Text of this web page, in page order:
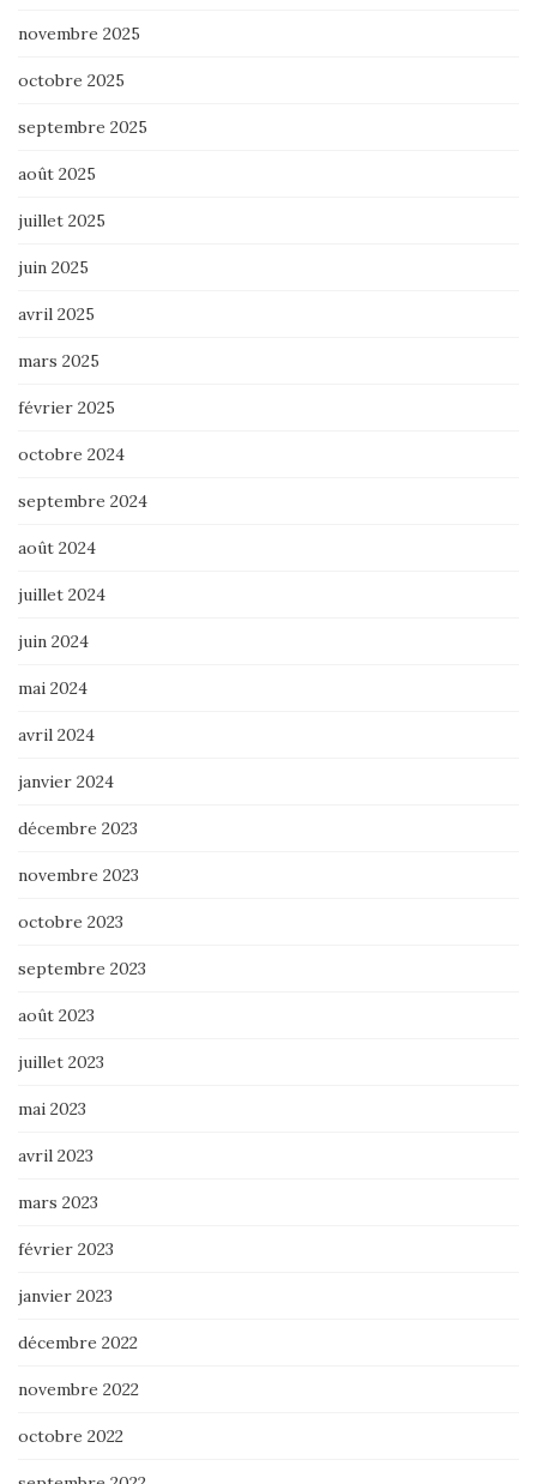
novembre 2025
octobre 2025
septembre 2025
août 2025
juillet 2025
juin 2025
avril 2025
mars 2025
février 2025
octobre 2024
septembre 2024
août 2024
juillet 2024
juin 2024
mai 2024
avril 2024
janvier 2024
décembre 2023
novembre 2023
octobre 2023
septembre 2023
août 2023
juillet 2023
mai 2023
avril 2023
mars 2023
février 2023
janvier 2023
décembre 2022
novembre 2022
octobre 2022